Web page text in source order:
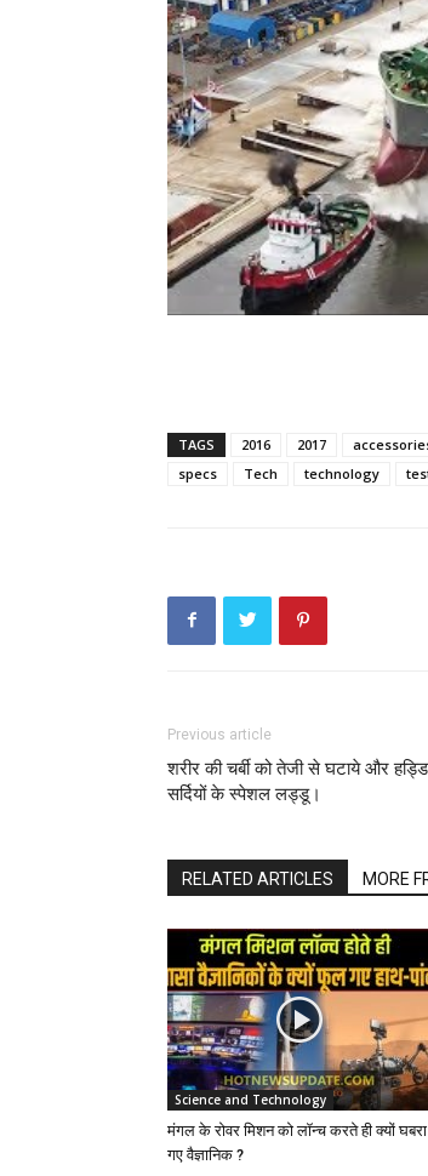
TAGS 2016 2017
specs
Tech technology
Previous article
शरीर की चर्बी को तेजी से घटाये और
सर्दियों के स्पेशल लड्डू।
RELATED ARTICLES MORE
Science and Technology
मंगल के रोवर मिशन को लॉन्च करते ही क्यों घबरा
गए वैज्ञानिक ?